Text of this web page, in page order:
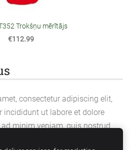
consectetur adipiscing elit,
incididunt ut labore et dolore
minim veniam, quis nostrud
Trokšņu mērītājs
€112.99